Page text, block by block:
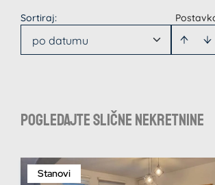
Sortiraj:
po datumu
Pogledajte slične nekretnine
Stanovi